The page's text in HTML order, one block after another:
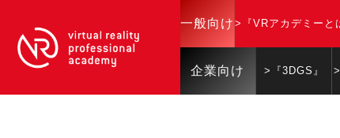
一般向け >『VRアカデミーと
企業向け >『3DGS』